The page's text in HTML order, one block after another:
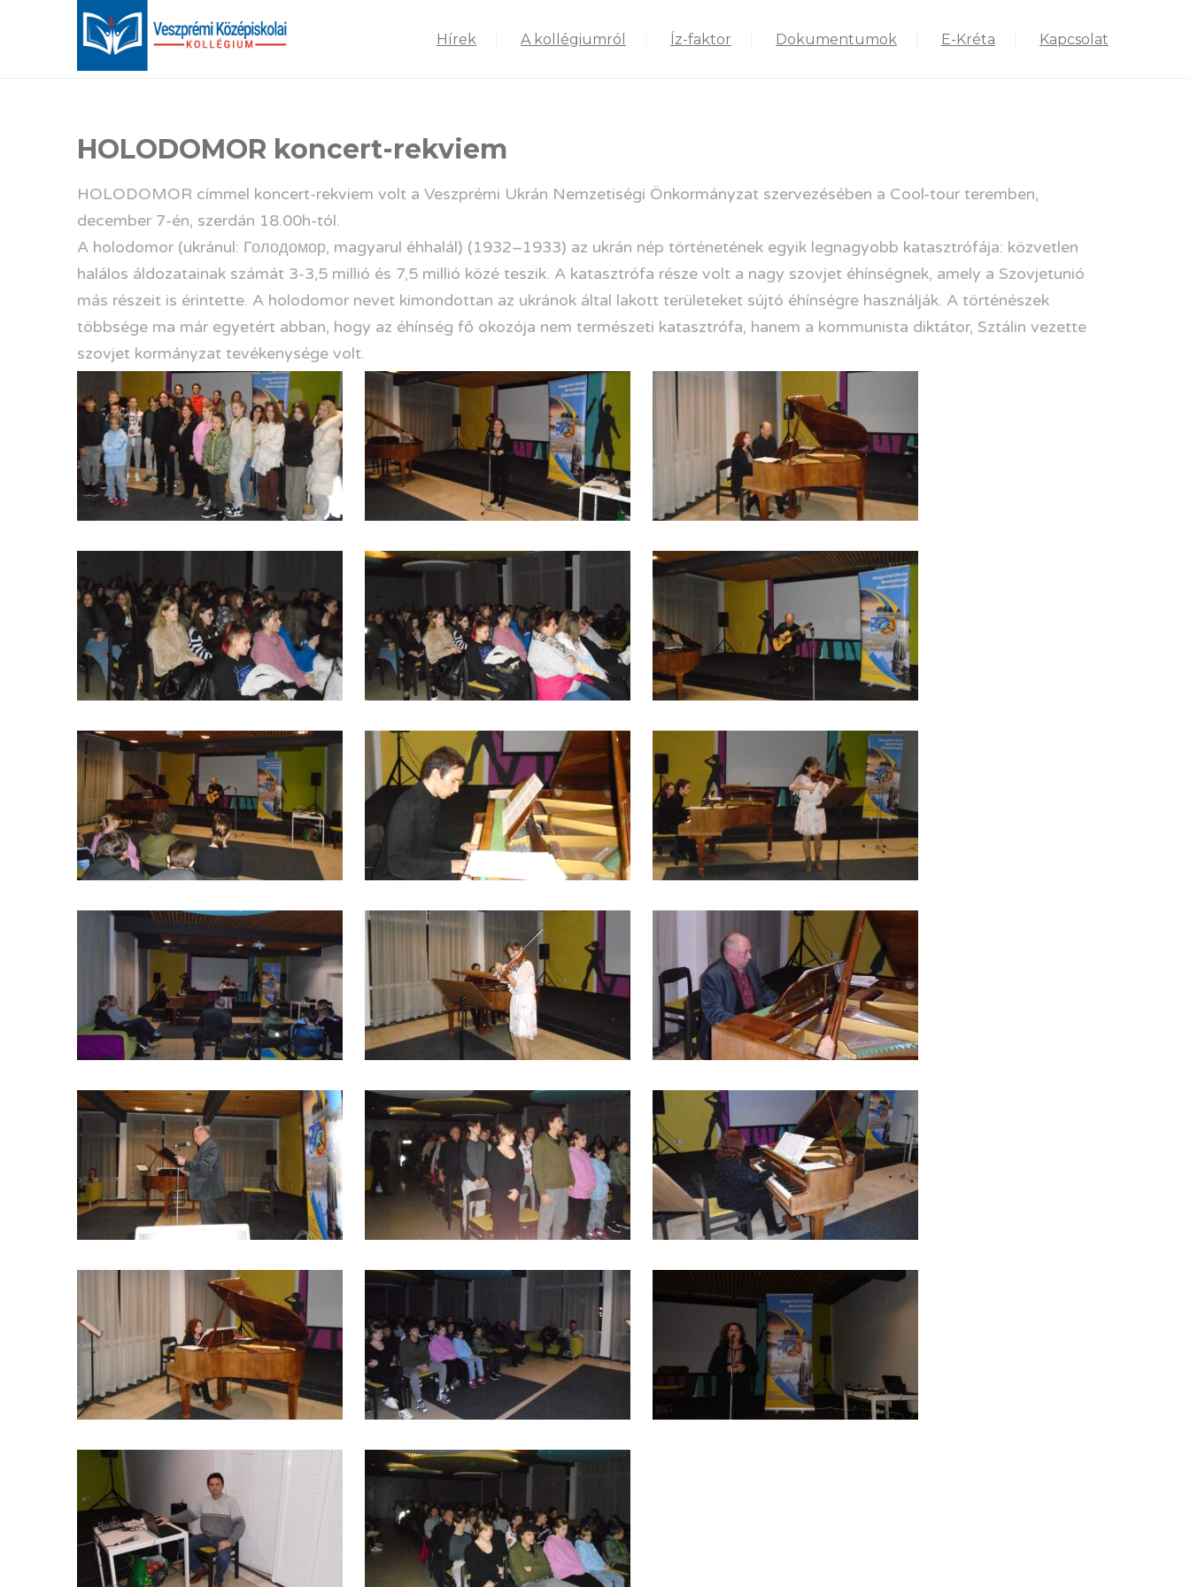
Hírek A kollégiumról Íz-faktor Dokumentumok E-Kréta Kapcsolat
HOLODOMOR koncert-rekviem
HOLODOMOR címmel koncert-rekviem volt a Veszprémi Ukrán Nemzetiségi Önkormányzat szervezésében a Cool-tour teremben,
december 7-én, szerdán 18.00h-tól.
A holodomor (ukránul: Голодомор, magyarul éhhalál) (1932–1933) az ukrán nép történetének egyik legnagyobb katasztrófája: közvetlen
halálos áldozatainak számát 3-3,5 millió és 7,5 millió közé teszik. A katasztrófa része volt a nagy szovjet éhínségnek, amely a Szovjetunió
más részeit is érintette. A holodomor nevet kimondottan az ukránok által lakott területeket sújtó éhínségre használják. A történészek
többsége ma már egyetért abban, hogy az éhínség fő okozója nem természeti katasztrófa, hanem a kommunista diktátor, Sztálin vezette
szovjet kormányzat tevékenysége volt.